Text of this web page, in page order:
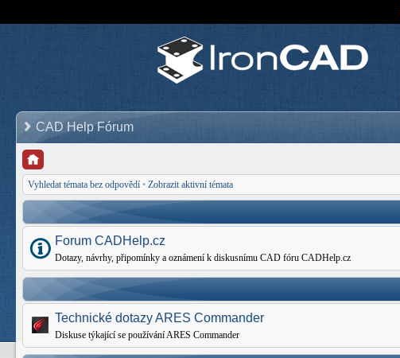
CAD Help Fórum
Vyhledat témata bez odpovědí • Zobrazit aktivní témata
Forum CADHelp.cz
Dotazy, návrhy, připomínky a oznámení k diskusnímu CAD fóru CADHelp.cz
Technické dotazy ARES Commander
Diskuse týkající se používání ARES Commander